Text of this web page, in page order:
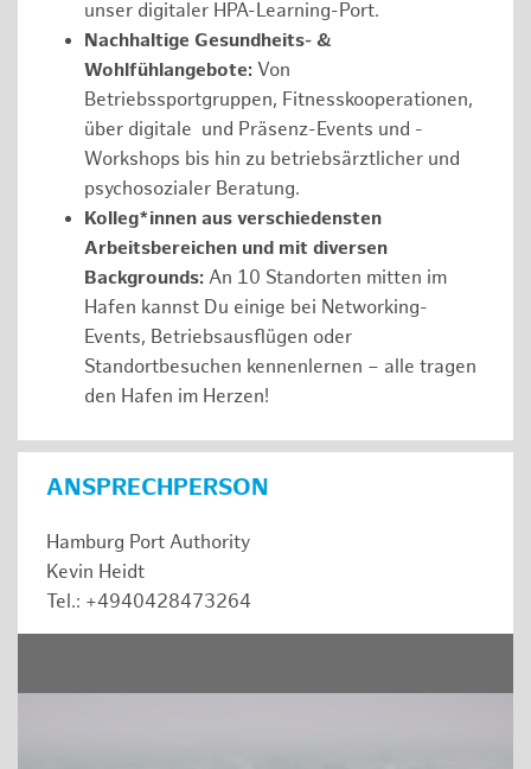
unser digitaler HPA-Learning-Port.
Nachhaltige Gesundheits- &
Wohlfühlangebote: Von
Betriebssportgruppen, Fitnesskooperationen,
über digitale und Präsenz-Events und -
Workshops bis hin zu betriebsärztlicher und
psychosozialer Beratung.
Kolleg*innen aus verschiedensten
Arbeitsbereichen und mit diversen
Backgrounds: An 10 Standorten mitten im
Hafen kannst Du einige bei Networking-
Events, Betriebsausflügen oder
Standortbesuchen kennenlernen – alle tragen
den Hafen im Herzen!
ANSPRECHPERSON
Hamburg Port Authority
Kevin Heidt
Tel.: +4940428473264